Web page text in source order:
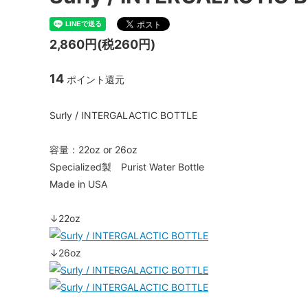
ハブ：トラック / 固定ギア スプロ
シートポスト
Paul Component White
ENVE Composites
2,860円(税260円)
14 ポイント還元
Surly / INTERGALACTIC BOTTLE
容量：22oz or 26oz
Specialized製 Purist Water Bottle
Made in USA
↓22oz
↓26oz